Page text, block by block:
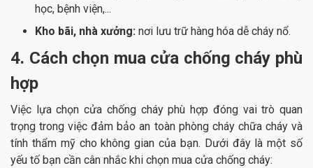
học, bệnh viện,...
Kho bãi, nhà xưởng: nơi lưu trữ hàng hóa dễ cháy nổ.
4. Cách chọn mua cửa chống cháy phù
hợp
Việc lựa chọn cửa chống cháy phù hợp đóng vai trò quan
trọng trong việc đảm bảo an toàn phòng cháy chữa cháy và
tính thẩm mỹ cho không gian của bạn. Dưới đây là một số
yếu tố bạn cần cân nhắc khi chọn mua cửa chống cháy: